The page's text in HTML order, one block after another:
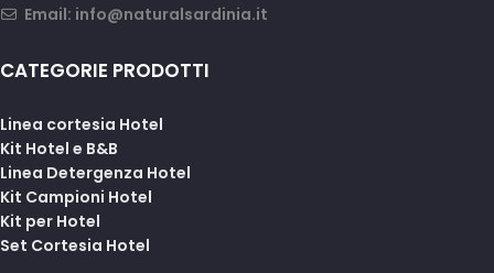
Email: info@naturalsardinia.it
CATEGORIE PRODOTTI
Linea cortesia Hotel
Kit Hotel e B&B
Linea Detergenza Hotel
Kit Campioni Hotel
Kit per Hotel
Set Cortesia Hotel